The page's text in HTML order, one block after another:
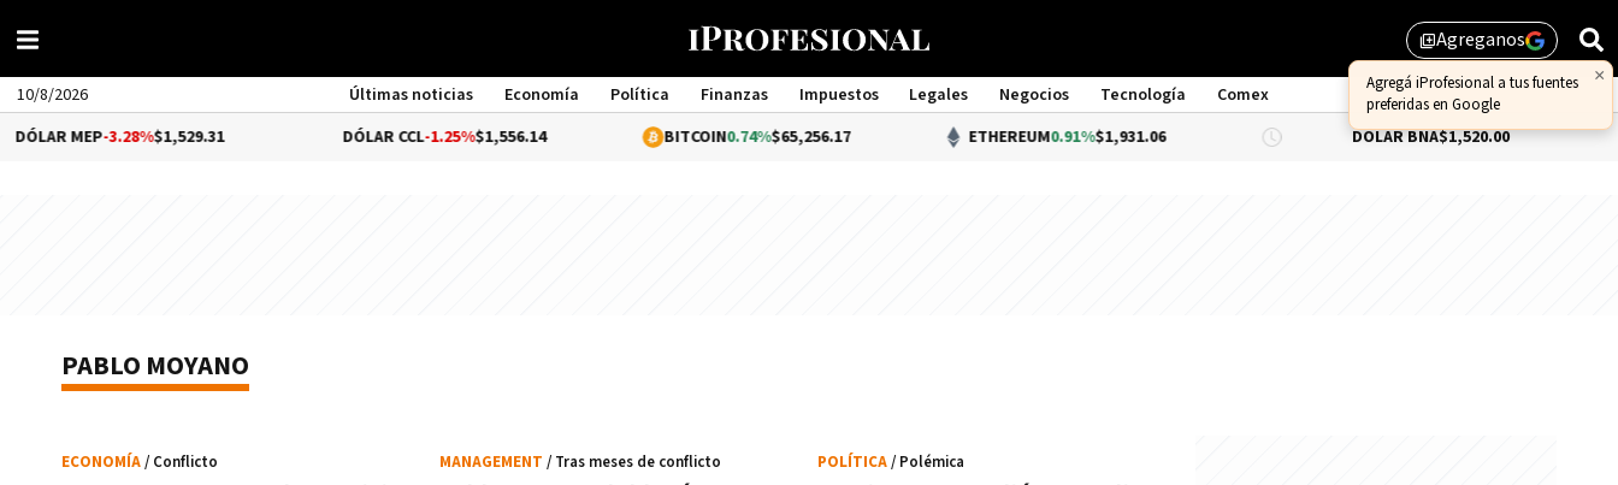
library_addAgreganos
×
Agregá iProfesional a tus fuentes
preferidas en Google
10/8/2026 Últimas noticias Economía Política Finanzas Impuestos Legales Negocios Tecnología
Comex
Management
MEP-3.28%$1,529.31 DÓLAR CCL-1.25%$1,556.14 BITCOIN0.74%$65,256.17 ETHEREUM0.91%$1,931.06 DÓLAR BNA$1,520.00
PABLO MOYANO
ECONOMÍA/ Conflicto MANAGEMENT / Tras meses de conflicto POLÍTICA/ Polémica